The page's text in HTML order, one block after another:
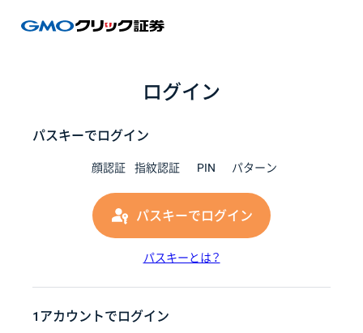
ログイン
パスキーでログイン
顔認証 指紋認証 PIN パターン
パスキーでログイン
パスキーとは？
1アカウントでログイン